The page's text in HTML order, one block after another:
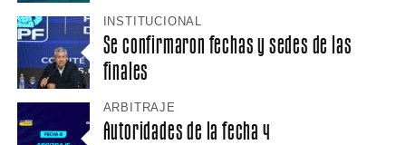
INSTITUCIONAL
Se confirmaron fechas y sedes de las
finales
ARBITRAJE
Autoridades de la fecha 4